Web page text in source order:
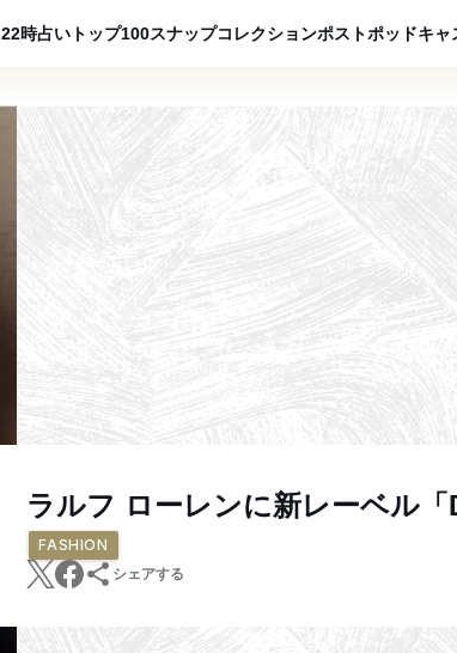
22時占い トップ100スナップコレクションポストポッドキャ
ラルフ ローレンに新レーベル「
FASHION
シェアする